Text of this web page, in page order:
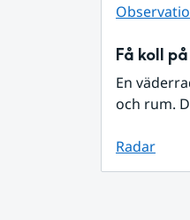
Få koll
En
och rum.
Radar